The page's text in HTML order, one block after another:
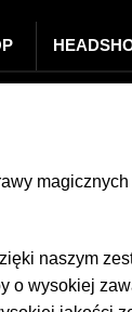
magicznych
naszym
o wysokiej